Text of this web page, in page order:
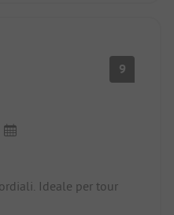
9
Ideale per tour